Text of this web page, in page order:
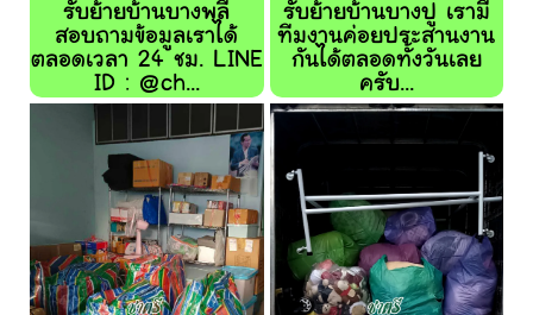
รับย้ายบ้านบางพลี
สอบถามข้อมูลเราได้
ตลอดเวลา 24 ชม. LINE
ID : @ch...
รับย้ายบ้านบางปู เรามี
ทีมงานค่อยประสานงาน
กันได้ตลอดทั้งวันเลย
ครับ...